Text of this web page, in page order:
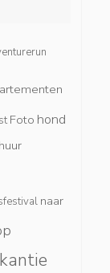
Foto hond
huur
naar